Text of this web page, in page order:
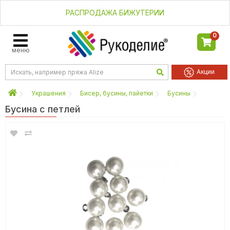
РАСПРОДАЖА БИЖУТЕРИИ
меню
0
Акции
Украшения Бисер, бусины, пайетки Бусины
Бусина с петлей